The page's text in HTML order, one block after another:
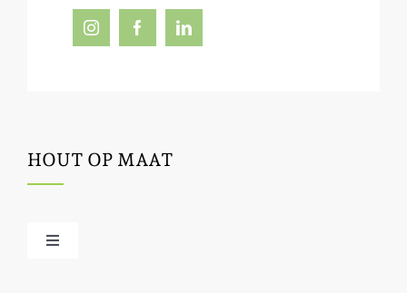
HOUT OP MAAT
Toggle